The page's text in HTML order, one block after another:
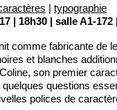
| typographie
| 18h30 | salle A1-
comme fabricante de
et blanches
son premier
questions
polices de